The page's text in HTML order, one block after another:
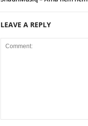
LEAVE A REPLY